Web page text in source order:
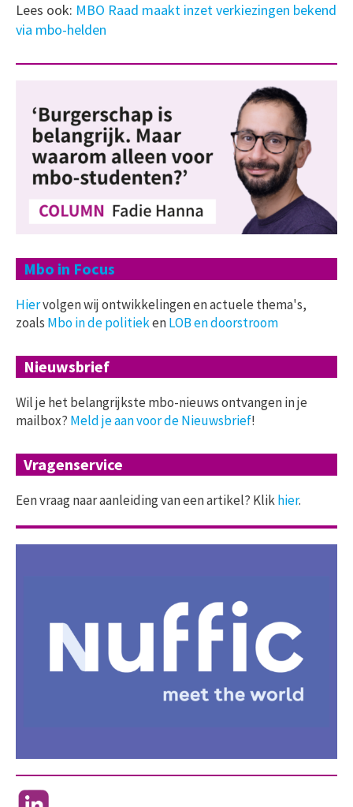
Lees ook: MBO Raad maakt inzet verkiezingen bekend
via mbo-helden
Mbo in Focus
Hiervolgen wij ontwikkelingen en actuele thema's,
zoals Mbo in de politiekenLOB en doorstroom
Nieuwsbrief
Wil je het belangrijkste mbo-nieuws ontvangen in je
mailbox? Meld je aan voor de Nieuwsbrief!
Vragenservice
Een vraag naar aanleiding van een artikel? Klikhier.